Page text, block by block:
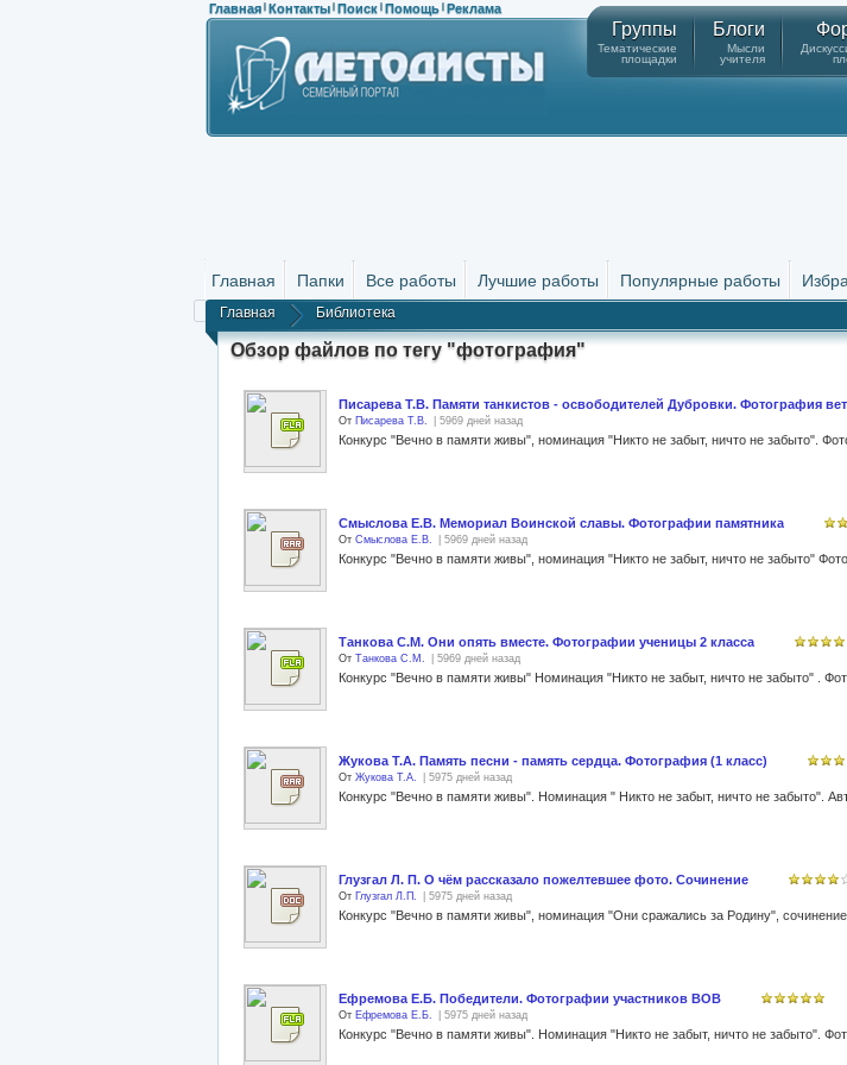
Главная | Контакты | Поиск | Помощь | Реклама
Группы
Тематические
площадки
Блоги
Мысли
учителя
Главная Папки Все работы Лучшие работы Популярные работы
Главная Библиотека
Обзор файлов по тегу "фотография"
Писарева Т.В. Памяти танкистов - освободителей Дубровки. Фотография
От Писарева Т.В. | 5969 дней назад
Смыслова Е.В. Мемориал Воинской славы. Фотографии памятника
От Смыслова Е.В. | 5969 дней назад
Танкова С.М. Они опять вместе. Фотографии ученицы 2 класса
От Танкова С.М. | 5969 дней назад
Жукова Т.А. Память песни - память сердца. Фотография (1 класс)
От Жукова Т.А. | 5975 дней назад
Глузгал Л. П. О чём рассказало пожелтевшее фото. Сочинение
От Глузгал Л.П. | 5975 дней назад
Ефремова Е.Б. Победители. Фотографии участников ВОВ
От Ефремова Е.Б. | 5975 дней назад